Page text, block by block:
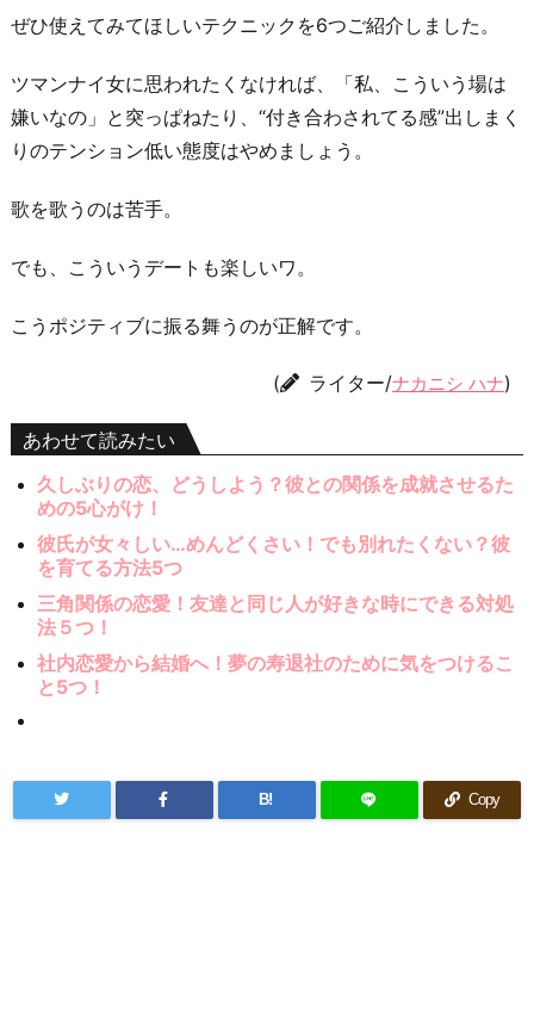
ぜひ使えてみてほしいテクニックを6つご紹介しました。
ツマンナイ女に思われたくなければ、「私、こういう場は
嫌いなの」と突っぱねたり、“付き合わされてる感”出しまく
りのテンション低い態度はやめましょう。
歌を歌うのは苦手。
でも、こういうデートも楽しいワ。
こうポジティブに振る舞うのが正解です。
( ライター/ナカニシ ハナ)
あわせて読みたい
久しぶりの恋、どうしよう？彼との関係を成就させるた
めの5心がけ！
彼氏が女々しい…めんどくさい！でも別れたくない？彼
を育てる方法5つ
三角関係の恋愛！友達と同じ人が好きな時にできる対処
法５つ！
社内恋愛から結婚へ！夢の寿退社のために気をつけるこ
と5つ！
B! Copy